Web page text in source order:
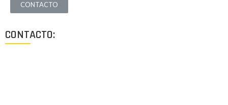
CONTACTO
CONTACTO: